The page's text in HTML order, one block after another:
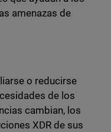
amenazas de
o reducirse
de los
cambian, los
XDR de sus